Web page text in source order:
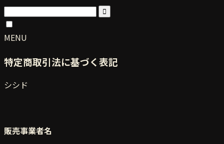
MENU
特定商取引法に基づく表記
シシド
販売事業者名